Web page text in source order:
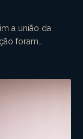
a união da
foram